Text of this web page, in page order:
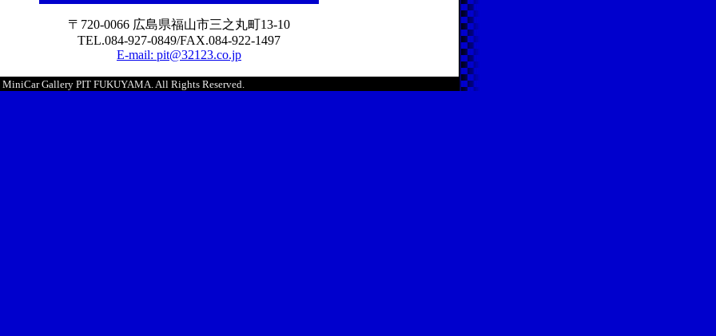
〒720-0066 広島県福山市三之丸町13-10
TEL.084-927-0849/FAX.084-922-1497
E-mail: pit@32123.co.jp
Gallery PIT FUKUYAMA. All Rights Reserved.